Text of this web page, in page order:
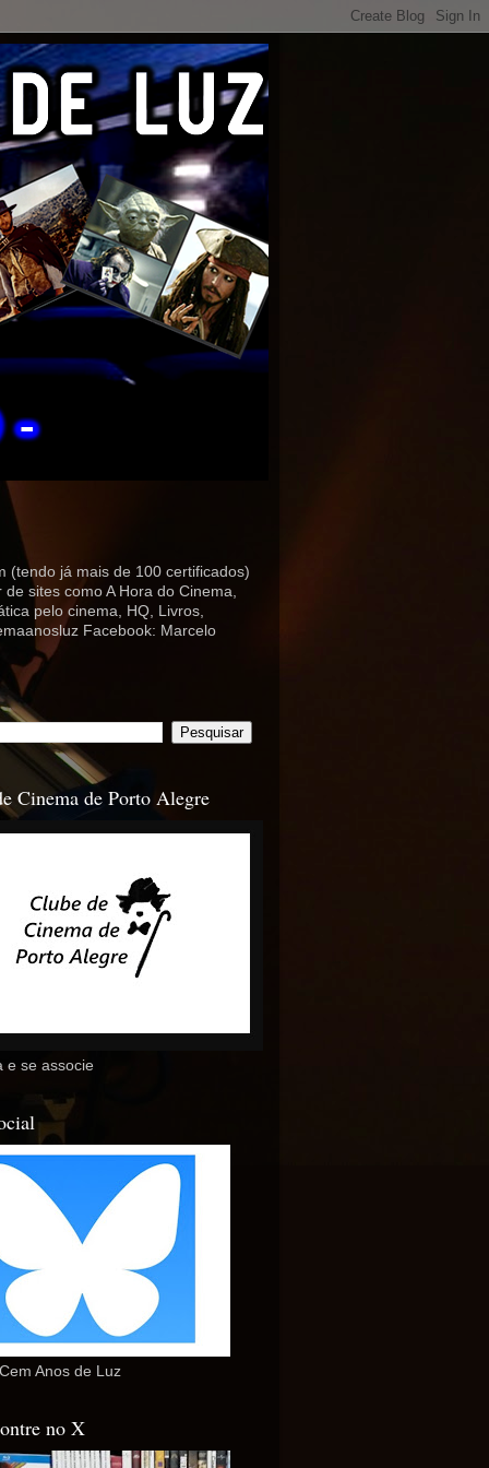
(tendo já mais de 100 certificados)
sites como A Hora do Cinema,
pelo cinema, HQ, Livros,
Facebook: Marcelo
Cinema de Porto Alegre
e se associe
Anos de Luz
no X